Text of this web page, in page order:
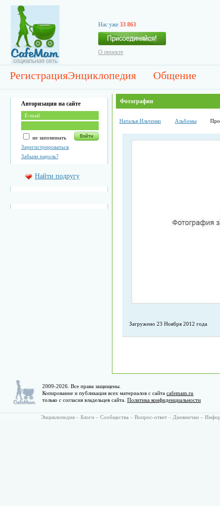
Нас уже 33 863
О проекте
РегистрацияЭнциклопедия Общение
Авторизация на сайте
не запоминать
Зарегистрироваться
Забыли пароль?
Найти подругу
Фотографии
Наталья Ильченко Альбомы
Загружено 23 Ноября 2012 года
2009-2026. Все права защищены.
Копирование и публикация всех материалов с сайта cafemam.ru
только с согласия владельцев сайта. Политика конфиденциальности
Энциклопедия – Блоги – Сообщества – Вопрос-ответ – Дневнички –